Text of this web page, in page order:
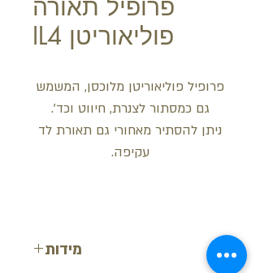
פרופיל תאורה
פוליאוריטן IL4
פרופיל פוליאוריטן מלוכסן, המשמש
גם כמסתור לצנרת, חיווט וכד'.
ניתן להסתיר מאחורי גם תאורת לד
עקיפה.
מידות